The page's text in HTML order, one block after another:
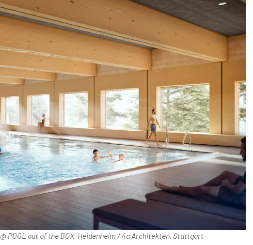
@ POOL out of the BOX, Heidenheim / 4a Architekten, Stuttgart